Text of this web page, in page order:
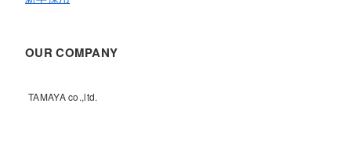
OUR COMPANY
TAMAYA co.,ltd.